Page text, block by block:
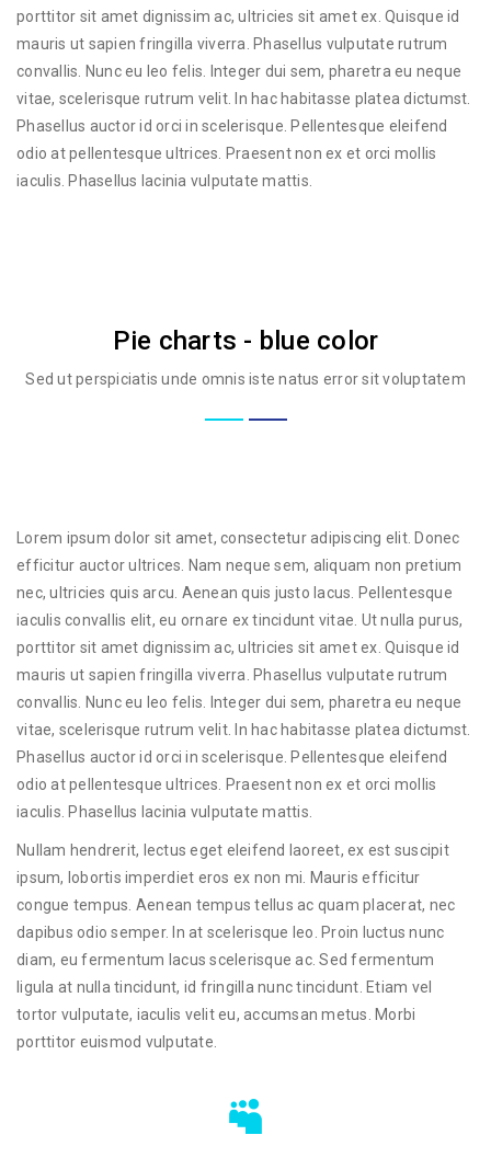
porttitor sit amet dignissim ac, ultricies sit amet ex. Quisque id
mauris ut sapien fringilla viverra. Phasellus vulputate rutrum
convallis. Nunc eu leo felis. Integer dui sem, pharetra eu neque
vitae, scelerisque rutrum velit. In hac habitasse platea dictumst.
Phasellus auctor id orci in scelerisque. Pellentesque eleifend
odio at pellentesque ultrices. Praesent non ex et orci mollis
iaculis. Phasellus lacinia vulputate mattis.
Pie charts - blue color
Sed ut perspiciatis unde omnis iste natus error sit voluptatem
Lorem ipsum dolor sit amet, consectetur adipiscing elit. Donec
efficitur auctor ultrices. Nam neque sem, aliquam non pretium
nec, ultricies quis arcu. Aenean quis justo lacus. Pellentesque
iaculis convallis elit, eu ornare ex tincidunt vitae. Ut nulla purus,
porttitor sit amet dignissim ac, ultricies sit amet ex. Quisque id
mauris ut sapien fringilla viverra. Phasellus vulputate rutrum
convallis. Nunc eu leo felis. Integer dui sem, pharetra eu neque
vitae, scelerisque rutrum velit. In hac habitasse platea dictumst.
Phasellus auctor id orci in scelerisque. Pellentesque eleifend
odio at pellentesque ultrices. Praesent non ex et orci mollis
iaculis. Phasellus lacinia vulputate mattis.
Nullam hendrerit, lectus eget eleifend laoreet, ex est suscipit
ipsum, lobortis imperdiet eros ex non mi. Mauris efficitur
congue tempus. Aenean tempus tellus ac quam placerat, nec
dapibus odio semper. In at scelerisque leo. Proin luctus nunc
diam, eu fermentum lacus scelerisque ac. Sed fermentum
ligula at nulla tincidunt, id fringilla nunc tincidunt. Etiam vel
tortor vulputate, iaculis velit eu, accumsan metus. Morbi
porttitor euismod vulputate.